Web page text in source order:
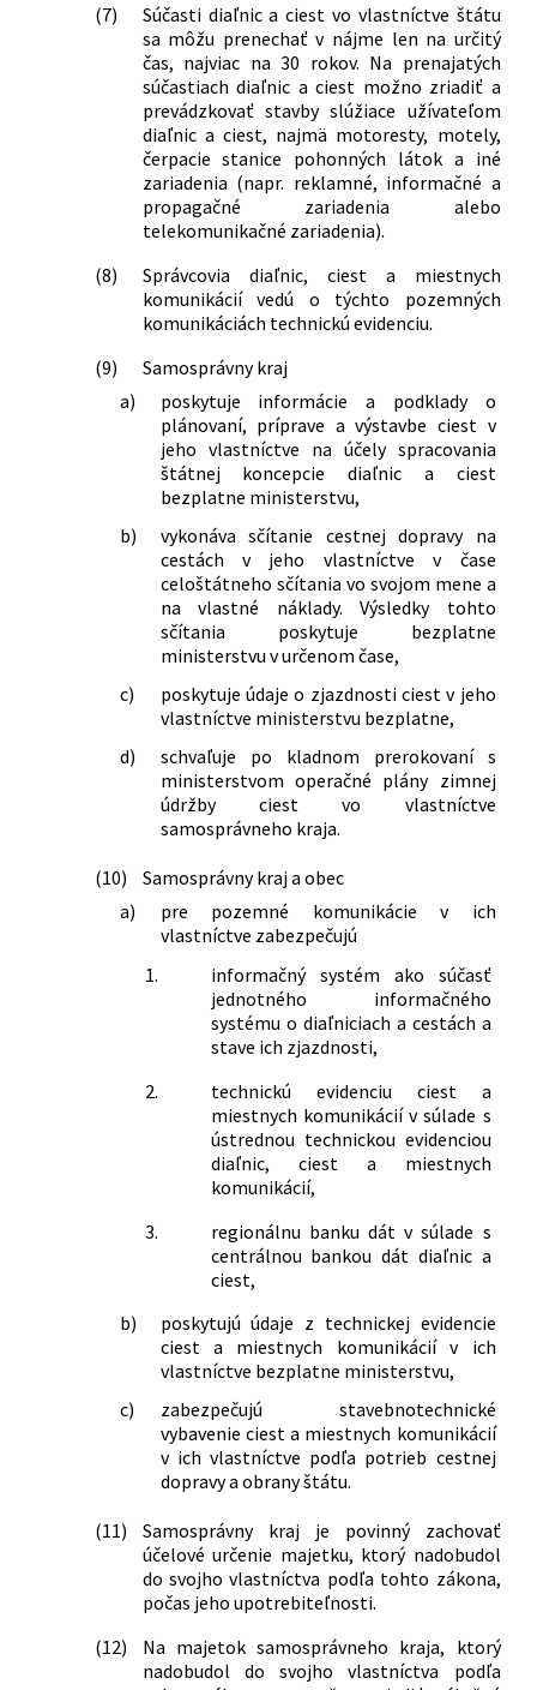
(7)
Súčasti diaľnic a ciest vo vlastníctve štátu
sa môžu prenechať v nájme len na určitý
čas, najviac na 30 rokov. Na prenajatých
súčastiach diaľnic a ciest možno zriadiť a
prevádzkovať stavby slúžiace užívateľom
diaľnic a ciest, najmä motoresty, motely,
čerpacie stanice pohonných látok a iné
zariadenia (napr. reklamné, informačné a
propagačné zariadenia alebo
telekomunikačné zariadenia).
(8)
Správcovia diaľnic, ciest a miestnych
komunikácií vedú o týchto pozemných
komunikáciách technickú evidenciu.
(9)
Samosprávny kraj
a)
poskytuje informácie a podklady o
plánovaní, príprave a výstavbe ciest v
jeho vlastníctve na účely spracovania
štátnej koncepcie diaľnic a ciest
bezplatne ministerstvu,
b)
vykonáva sčítanie cestnej dopravy na
cestách v jeho vlastníctve v čase
celoštátneho sčítania vo svojom mene a
na vlastné náklady. Výsledky tohto
sčítania poskytuje bezplatne
ministerstvu v určenom čase,
c)
poskytuje údaje o zjazdnosti ciest v jeho
vlastníctve ministerstvu bezplatne,
d)
schvaľuje po kladnom prerokovaní s
ministerstvom operačné plány zimnej
údržby ciest vo vlastníctve
samosprávneho kraja.
(10)
Samosprávny kraj a obec
a)
pre pozemné komunikácie v ich
vlastníctve zabezpečujú
1.
informačný systém ako súčasť
jednotného informačného
systému o diaľniciach a cestách a
stave ich zjazdnosti,
2.
technickú evidenciu ciest a
miestnych komunikácií v súlade s
ústrednou technickou evidenciou
diaľnic, ciest a miestnych
komunikácií,
3.
regionálnu banku dát v súlade s
centrálnou bankou dát diaľnic a
ciest,
b)
poskytujú údaje z technickej evidencie
ciest a miestnych komunikácií v ich
vlastníctve bezplatne ministerstvu,
c)
zabezpečujú stavebnotechnické
vybavenie ciest a miestnych komunikácií
v ich vlastníctve podľa potrieb cestnej
dopravy a obrany štátu.
(11)
Samosprávny kraj je povinný zachovať
účelové určenie majetku, ktorý nadobudol
do svojho vlastníctva podľa tohto zákona,
počas jeho upotrebiteľnosti.
(12)
Na majetok samosprávneho kraja, ktorý
nadobudol do svojho vlastníctva podľa